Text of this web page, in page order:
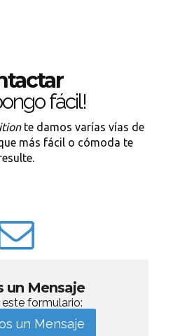
fácil!
te damos varías vías de
más fácil o cómoda te
un Mensaje
formulario:
un Mensaje